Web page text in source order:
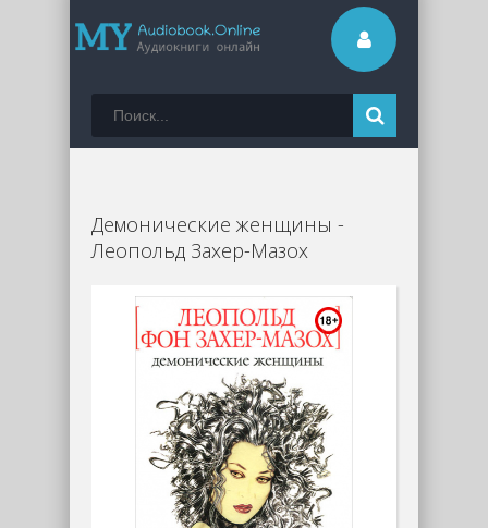
Демонические женщины -
Леопольд Захер-Мазох